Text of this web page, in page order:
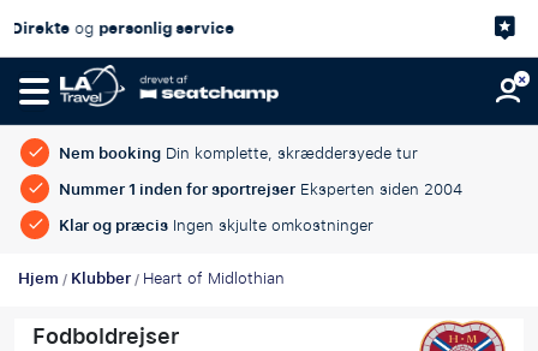
Kundetilfredshed
Nem bookingDin komplette, skræddersyede tur
Nummer 1 inden for sportrejserEksperten siden 2004
Klar og præcisIngen skjulte omkostninger
Hjem/Klubber/Heart of Midlothian
Fodboldrejser